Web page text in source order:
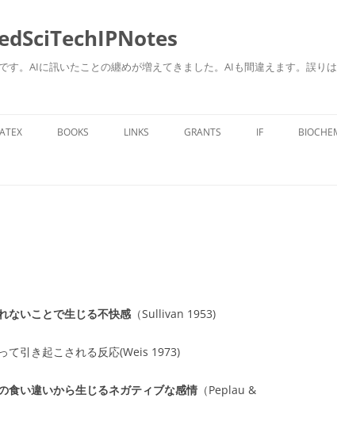
す。AIに訊いたことの纏めが増えてきました。AIも間違えます。誤り
BOOKS LINKS GRANTS IF
ないことで生じる不快感 （Sullivan 1953)
て引き起こされる反応(Weis 1973)
食い違いから生じるネガティブな感情 （Peplau &